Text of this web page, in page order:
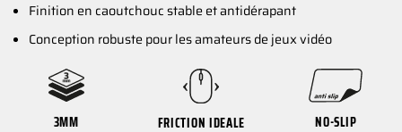
Finition en caoutchouc stable et antidérapant
Conception robuste pour les amateurs de jeux vidéo
3MM FRICTION IDEALE NO-SLIP